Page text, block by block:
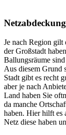
Netzabdeckung
Je nach Region gilt
der Großstadt
Ballungsräume
Aus diesem Grund
Stadt gibt es recht
aber je nach
Land haben Sie
da manche
haben. Hier hilft es
Netz diese haben